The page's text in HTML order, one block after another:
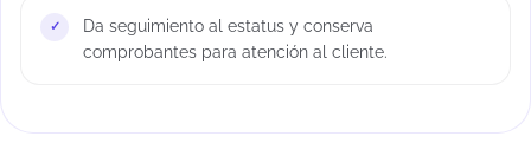
Da seguimiento al estatus y conserva
comprobantes para atención al cliente.